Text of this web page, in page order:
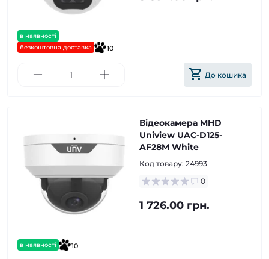
в наявності
безкоштовна доставка
10
До кошика
в наявності 10
Відеокамера MHD
Uniview UAC-D125-
AF28M White
Код товару: 24993
0
1 726.00 грн.